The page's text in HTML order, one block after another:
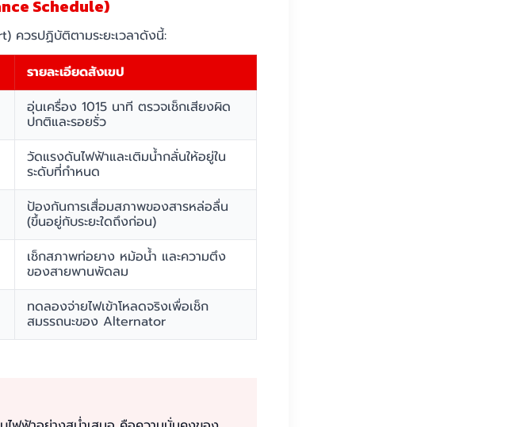
Schedule)
ควรปฏิบัติตามระยะเวลาดังนี้:
รายละเอียดสังเขป
อุ่นเครื่อง 1015 นาที ตรวจเช็กเสียงผิด
ปกติและรอยรั่ว
วัดแรงดันไฟฟ้าและเติมน้ำกลั่นให้อยู่ใน
ระดับที่กำหนด
ป้องกันการเสื่อมสภาพของสารหล่อลื่น
(ขึ้นอยู่กับระยะใดถึงก่อน)
เช็กสภาพท่อยาง หม้อน้ำ และความตึง
ของสายพานพัดลม
ทดลองจ่ายไฟเข้าโหลดจริงเพื่อเช็ก
สมรรถนะของ Alternator